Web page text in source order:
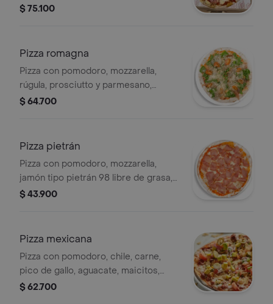
pepperoni, tamaño a elección.
$ 75.100
Pizza romagna
Pizza con pomodoro, mozzarella,
rúgula, prosciutto y parmesano,
tamaño a elección.
$ 64.700
Pizza pietrán
Pizza con pomodoro, mozzarella,
jamón tipo pietrán 98 libre de grasa,
tamaño a elección.
$ 43.900
Pizza mexicana
Pizza con pomodoro, chile, carne,
pico de gallo, aguacate, maicitos,
jalapeños, nachos, tamaño a elección.
$ 62.700